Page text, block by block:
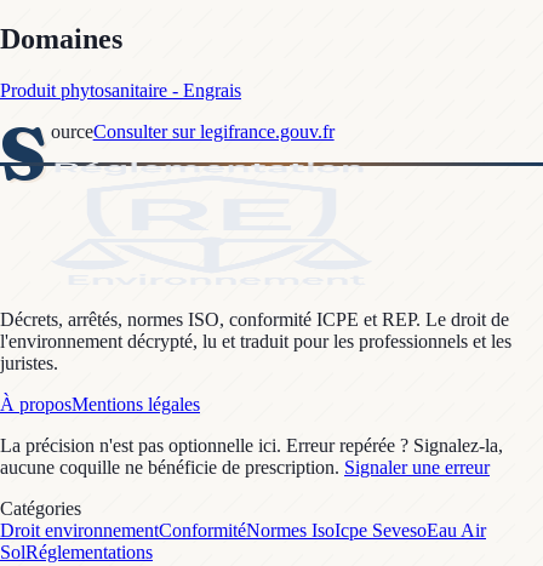
Domaines
Produit phytosanitaire - Engrais
S ourceConsulter sur legifrance.gouv.fr
Décrets, arrêtés, normes ISO, conformité ICPE et REP. Le droit de
l'environnement décrypté, lu et traduit pour les professionnels et les
juristes.
À proposMentions légales
La précision n'est pas optionnelle ici. Erreur repérée ? Signalez-la,
aucune coquille ne bénéficie de prescription. Signaler une erreur
Catégories
Droit environnementConformitéNormes IsoIcpe SevesoEau Air
SolRéglementations